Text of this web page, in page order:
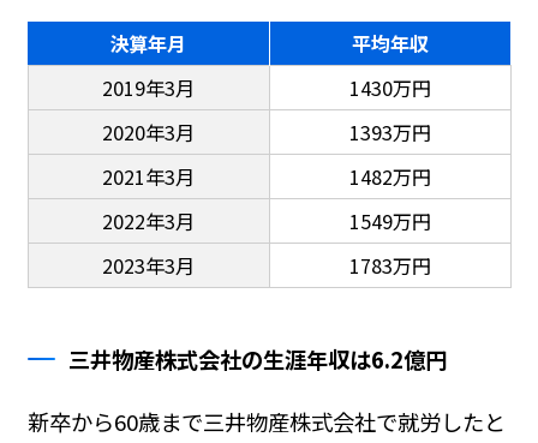
決算年月
平均年収
2019年3月
1430万円
2020年3月
1393万円
2021年3月
1482万円
2022年3月
1549万円
2023年3月
1783万円
三井物産株式会社の生涯年収は6.2億円
新卒から60歳まで三井物産株式会社で就労したと